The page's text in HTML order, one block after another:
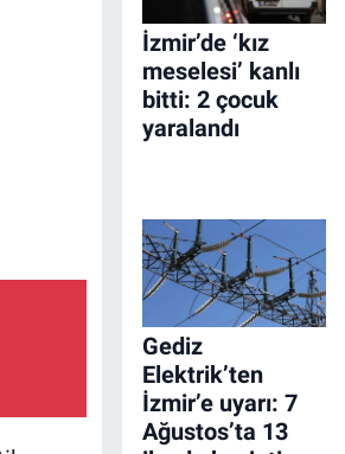
İzmir’de ‘kız
meselesi’ kanlı
bitti: 2 çocuk
yaralandı
Gediz
Elektrik’ten
İzmir’e uyarı: 7
Ağustos’ta 13